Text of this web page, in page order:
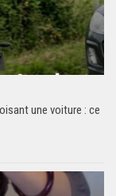
une voiture : ce